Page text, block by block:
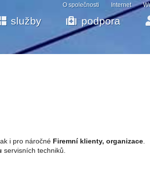
služby podpora
O společnosti Internet
tak i pro náročné Firemní klienty, organizace
servisních techniků.